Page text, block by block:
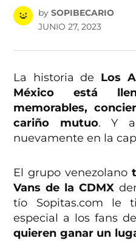
by SOPIBECARIO
JUNIO 27, 2023
La historia de Los
México está
memorables,
cariño mutuo. Y
nuevamente en la
El grupo venezolano
Vans de la CDMX
tío Sopitas.com le
especial a los fans
quieren ganar un